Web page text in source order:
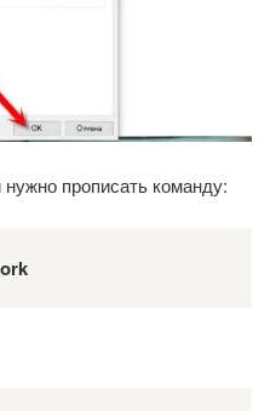
прописать команду: